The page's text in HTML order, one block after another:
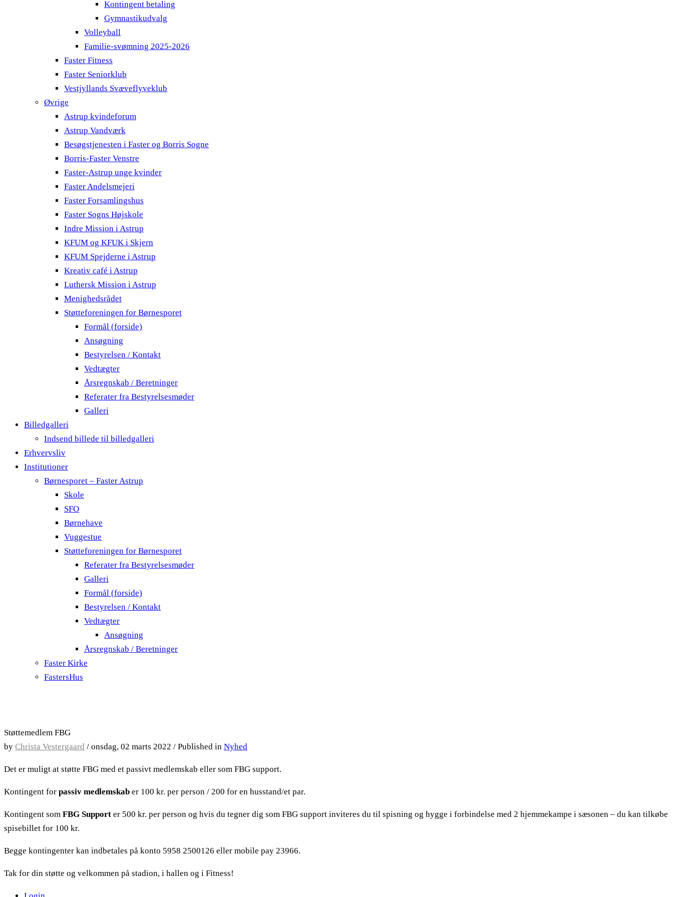
Kontingent betaling
Gymnastikudvalg
Volleyball
Familie-svømning 2025-2026
Faster Fitness
Faster Seniorklub
Vestjyllands Svæveflyveklub
Øvrige
Astrup kvindeforum
Astrup Vandværk
Besøgstjenesten i Faster og Borris Sogne
Borris-Faster Venstre
Faster-Astrup unge kvinder
Faster Andelsmejeri
Faster Forsamlingshus
Faster Sogns Højskole
Indre Mission i Astrup
KFUM og KFUK i Skjern
KFUM Spejderne i Astrup
Kreativ café i Astrup
Luthersk Mission i Astrup
Menighedsrådet
Støtteforeningen for Børnesporet
Formål (forside)
Ansøgning
Bestyrelsen / Kontakt
Vedtægter
Årsregnskab / Beretninger
Referater fra Bestyrelsesmøder
Galleri
Billedgalleri
Indsend billede til billedgalleri
Erhvervsliv
Institutioner
Børnesporet – Faster Astrup
Skole
SFO
Børnehave
Vuggestue
Støtteforeningen for Børnesporet
Referater fra Bestyrelsesmøder
Galleri
Formål (forside)
Bestyrelsen / Kontakt
Vedtægter
Ansøgning
Årsregnskab / Beretninger
Faster Kirke
FastersHus
Støttemedlem FBG
by Christa Vestergaard / onsdag, 02 marts 2022 / Published in Nyhed
Det er muligt at støtte FBG med et passivt medlemskab eller som FBG support.
Kontingent for passiv medlemskab er 100 kr. per person / 200 for en husstand/et par.
Kontingent som FBG Support er 500 kr. per person og hvis du tegner dig som FBG support inviteres du til spisning og hygge i forbindelse med 2 hjemmekampe i sæsonen – du kan tilkøbe
spisebillet for 100 kr.
Begge kontingenter kan indbetales på konto 5958 2500126 eller mobile pay 23966.
Tak for din støtte og velkommen på stadion, i hallen og i Fitness!